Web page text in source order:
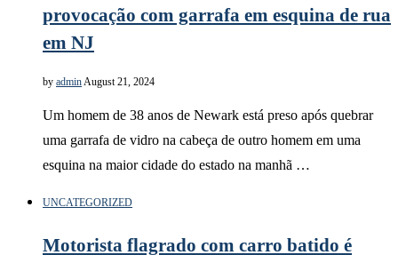
provocação com garrafa em esquina de rua
em NJ
by admin August 21, 2024
Um homem de 38 anos de Newark está preso após quebrar
uma garrafa de vidro na cabeça de outro homem em uma
esquina na maior cidade do estado na manhã …
UNCATEGORIZED
Motorista flagrado com carro batido é